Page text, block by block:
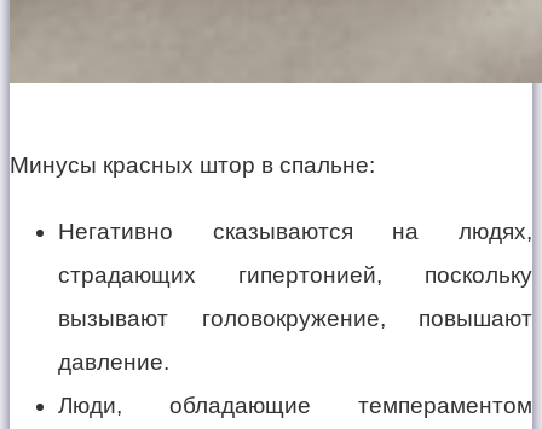
Минусы красных штор в спальне:
Негативно сказываются на людях,
страдающих гипертонией, поскольку
вызывают головокружение, повышают
давление.
Люди, обладающие темпераментом